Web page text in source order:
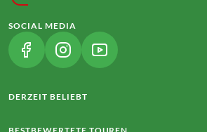
SOCIAL MEDIA
(LINK ÖFFNET IN NEUEM TAB)
(LINK ÖFFNET IN NEUEM
(LINK ÖFFNET IN
DERZEIT BELIEBT